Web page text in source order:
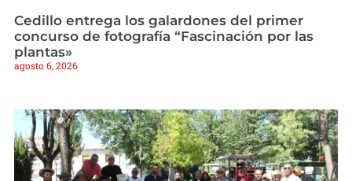
Cedillo entrega los galardones del primer
concurso de fotografía “Fascinación por las
plantas»
agosto 6, 2026